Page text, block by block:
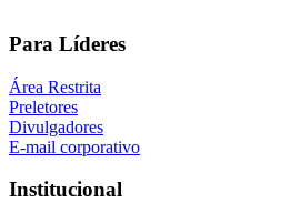
Para Líderes
Área Restrita
Preletores
Divulgadores
E-mail corporativo
Institucional